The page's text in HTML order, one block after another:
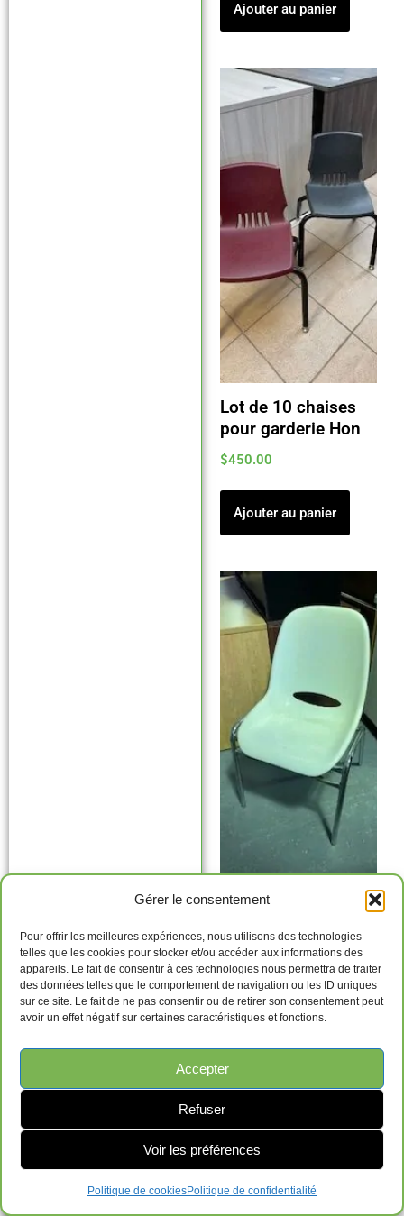
Gérer le consentement
Pour offrir les meilleures expériences, nous utilisons des technologies
telles que les cookies pour stocker et/ou accéder aux informations des
appareils. Le fait de consentir à ces technologies nous permettra de traiter
des données telles que le comportement de navigation ou les ID uniques
sur ce site. Le fait de ne pas consentir ou de retirer son consentement peut
avoir un effet négatif sur certaines caractéristiques et fonctions.
Accepter
Refuser
Voir les préférences
Politique de cookiesPolitique de confidentialité
Ajouter au panier
Lot de 10 chaises
pour garderie Hon
$450.00
Ajouter au panier
visiteurs usagées
blanches
$25.00